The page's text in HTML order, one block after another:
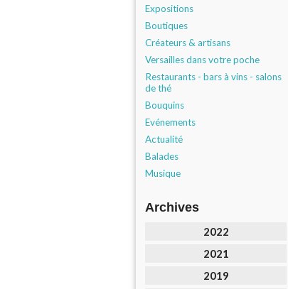
Expositions
Boutiques
Créateurs & artisans
Versailles dans votre poche
Restaurants - bars à vins - salons
de thé
Bouquins
Evénements
Actualité
Balades
Musique
Archives
2022
2021
2019